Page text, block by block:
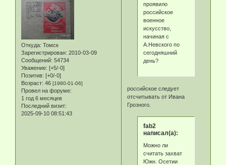
Откуда: Томск
Зарегистрирован: 2010-03-09
Сообщений: 54734
Уважение: [+5/-0]
Позитив: [+0/-0]
Возраст: 46 [1980-01-06]
Провел на форуме:
1 год 6 месяцев
Последний визит:
2025-09-10 08:51:43
проявило
российское
военное
искусство,
начиная с
А.Невского по
сегодняшний
день?
российское следует
отсчитывать от Ивана
Грозного.
fab2
написал(а):
Можно ли
считать захват
Южн. Осетии